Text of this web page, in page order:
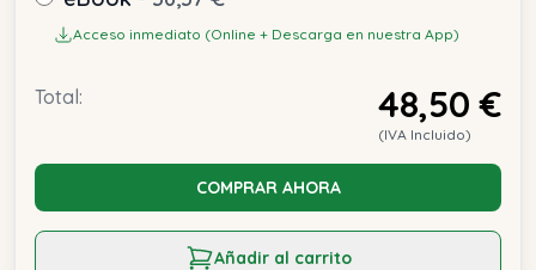
Acceso inmediato (Online + Descarga en nuestra App)
Total: 48,50 €
(IVA Incluido)
COMPRAR AHORA
Añadir al carrito